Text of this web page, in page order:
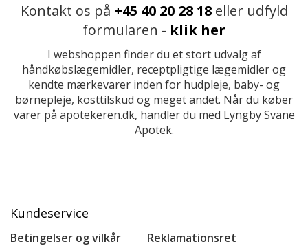
Kontakt os på +45 40 20 28 18eller udfyld
formularen - klik her
I webshoppen finder du et stort udvalg af
håndkøbslægemidler, receptpligtige lægemidler og
kendte mærkevarer inden for hudpleje, baby- og
børnepleje, kosttilskud og meget andet. Når du køber
varer på apotekeren.dk, handler du med Lyngby Svane
Apotek.
Kundeservice
Betingelser og vilkår
Reklamationsret